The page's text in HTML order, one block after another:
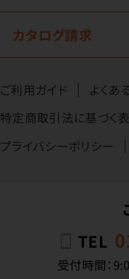
カタログ請求
ご利用ガイド よくあ
特定商取引法に基づく
プライバシーポリシー
TEL
受付時間：